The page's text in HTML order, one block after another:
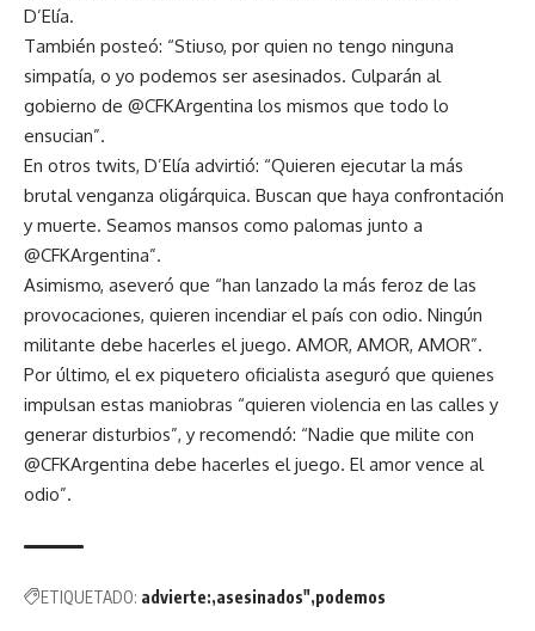
D’Elía.
También posteó: “Stiuso, por quien no tengo ninguna
simpatía, o yo podemos ser asesinados. Culparán al
gobierno de @CFKArgentina los mismos que todo lo
ensucian”.
En otros twits, D’Elía advirtió: “Quieren ejecutar la más
brutal venganza oligárquica. Buscan que haya confrontación
y muerte. Seamos mansos como palomas junto a
@CFKArgentina”.
Asimismo, aseveró que “han lanzado la más feroz de las
provocaciones, quieren incendiar el país con odio. Ningún
militante debe hacerles el juego. AMOR, AMOR, AMOR”.
Por último, el ex piquetero oficialista aseguró que quienes
impulsan estas maniobras “quieren violencia en las calles y
generar disturbios”, y recomendó: “Nadie que milite con
@CFKArgentina debe hacerles el juego. El amor vence al
odio”.
ETIQUETADO: advierte: asesinados" podemos